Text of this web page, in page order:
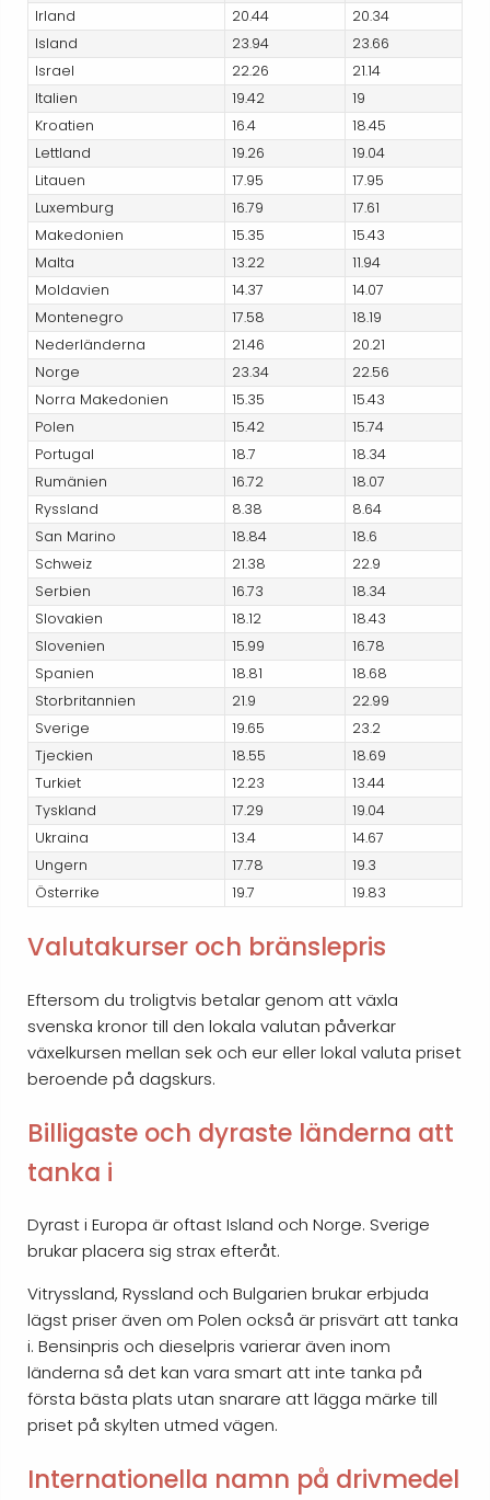
Irland
20.44
20.34
Island
23.94
23.66
Israel
22.26
21.14
Italien
19.42
19
Kroatien
16.4
18.45
Lettland
19.26
19.04
Litauen
17.95
17.95
Luxemburg
16.79
17.61
Makedonien
15.35
15.43
Malta
13.22
11.94
Moldavien
14.37
14.07
Montenegro
17.58
18.19
Nederländerna
21.46
20.21
Norge
23.34
22.56
Norra Makedonien
15.35
15.43
Polen
15.42
15.74
Portugal
18.7
18.34
Rumänien
16.72
18.07
Ryssland
8.38
8.64
San Marino
18.84
18.6
Schweiz
21.38
22.9
Serbien
16.73
18.34
Slovakien
18.12
18.43
Slovenien
15.99
16.78
Spanien
18.81
18.68
Storbritannien
21.9
22.99
Sverige
19.65
23.2
Tjeckien
18.55
18.69
Turkiet
12.23
13.44
Tyskland
17.29
19.04
Ukraina
13.4
14.67
Ungern
17.78
19.3
Österrike
19.7 19.83
Valutakurser och bränslepris
Eftersom du troligtvis betalar genom att växla
svenska kronor till den lokala valutan påverkar
växelkursen mellan sek och eur eller lokal valuta priset
beroende på dagskurs.
Billigaste och dyraste länderna att
tanka i
Dyrast i Europa är oftast Island och Norge. Sverige
brukar placera sig strax efteråt.
Vitryssland, Ryssland och Bulgarien brukar erbjuda
lägst priser även om Polen också är prisvärt att tanka
i. Bensinpris och dieselpris varierar även inom
länderna så det kan vara smart att inte tanka på
första bästa plats utan snarare att lägga märke till
priset på skylten utmed vägen.
Internationella namn på drivmedel